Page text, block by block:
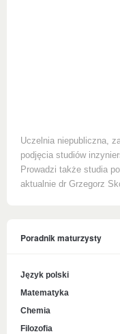
Uczelnia niepubliczna,
podjęcia studiów
Prowadzi także studia
aktualnie dr Grzegorz
Poradnik maturzysty
Język polski
Matematyka
Chemia
Filozofia